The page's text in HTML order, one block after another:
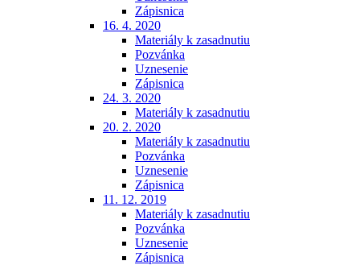
Zápisnica
16. 4. 2020
Materiály k zasadnutiu
Pozvánka
Uznesenie
Zápisnica
24. 3. 2020
Materiály k zasadnutiu
20. 2. 2020
Materiály k zasadnutiu
Pozvánka
Uznesenie
Zápisnica
11. 12. 2019
Materiály k zasadnutiu
Pozvánka
Uznesenie
Zápisnica